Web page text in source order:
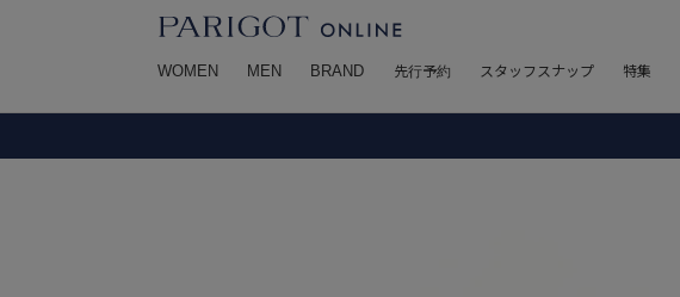
WOMEN MEN BRAND 先行予約 スタッフスナップ 特集